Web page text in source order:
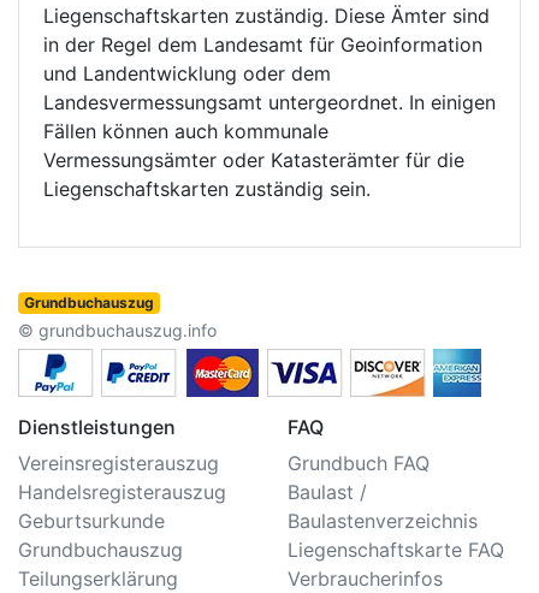
Liegenschaftskarten zuständig. Diese Ämter sind
in der Regel dem Landesamt für Geoinformation
und Landentwicklung oder dem
Landesvermessungsamt untergeordnet. In einigen
Fällen können auch kommunale
Vermessungsämter oder Katasterämter für die
Liegenschaftskarten zuständig sein.
Grundbuchauszug
© grundbuchauszug.info
Dienstleistungen
Vereinsregisterauszug
Handelsregisterauszug
Geburtsurkunde
Grundbuchauszug
Teilungserklärung
FAQ
Grundbuch FAQ
Baulast /
Baulastenverzeichnis
Liegenschaftskarte FAQ
Verbraucherinfos